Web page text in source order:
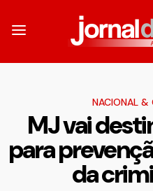
NACIONAL &
MJ vai
para
da